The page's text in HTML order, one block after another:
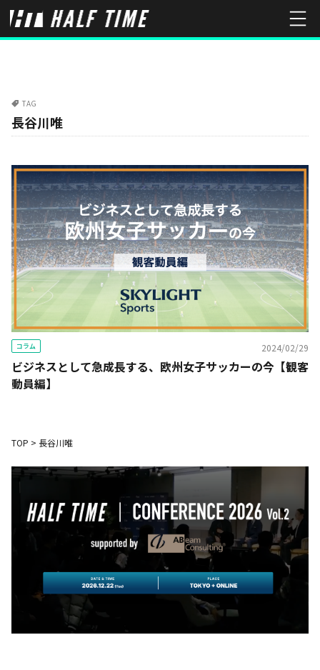
TAG
長谷川唯
コラム 2024/02/29
ビジネスとして急成長する、欧州女子サッカーの今【観客
動員編】
TOP > 長谷川唯